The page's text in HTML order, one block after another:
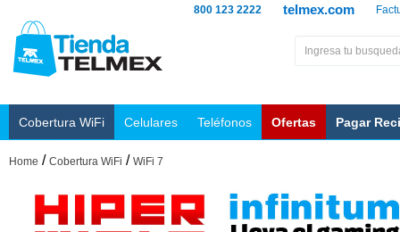
telmex.com
800 123 2222
Cobertura WiFi Celulares Teléfonos Ofertas Pagar
Home / Cobertura WiFi / WiFi 7